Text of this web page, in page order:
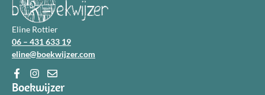
Eline Rottier
06 – 431 633 19
eline@boekwijzer.com
Boekwijzer